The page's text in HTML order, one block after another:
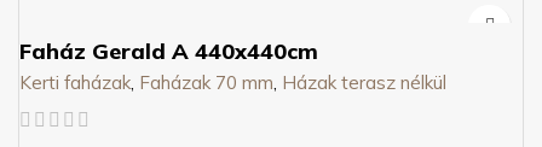
Faház Gerald A 440x440cm
Kerti faházak Faházak 70 mm Házak terasz nélkül